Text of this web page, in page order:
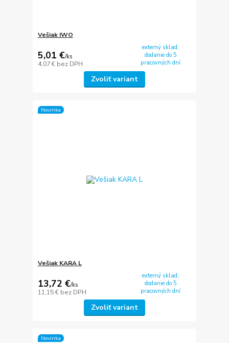
Vešiak IWO
5,01 €/ks
4,07 € bez DPH
externý sklad,
dodanie do 5
pracovných dní
Zvoliť variant
Novinka
Vešiak KARA L
13,72 €/ks
11,15 € bez DPH
externý sklad,
dodanie do 5
pracovných dní
Zvoliť variant
Novinka